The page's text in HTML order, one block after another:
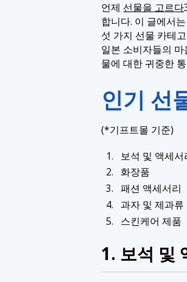
1.4 4. 과자 및
1.5 5. 스킨케
언제 선물을 고르다
합니다. 이 글에서
섯 가지 선물 카테
일본 소비자들의
물에 대한 귀중한
인기 선
(*기프트몰 기준)
보석 및 액세서
화장품
패션 액세서리
과자 및 제과류
스킨케어 제품
1. 보석 및